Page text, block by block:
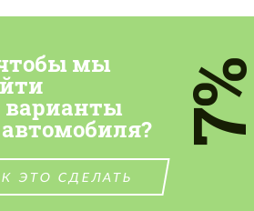
мы
ЭТО СДЕЛАТЬ